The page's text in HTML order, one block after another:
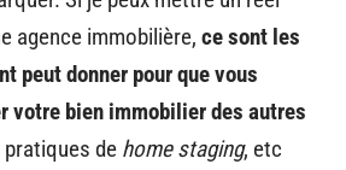
agence immobilière, ce sont les
peut donner pour que vous
votre bien immobilier des autres
pratiques de home staging, etc